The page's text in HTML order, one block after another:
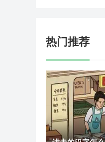
热门推荐